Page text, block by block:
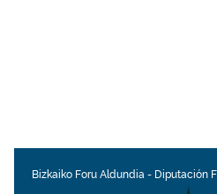
Bizkaiko Foru Aldundia - Diputación